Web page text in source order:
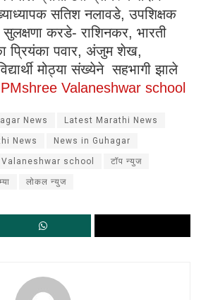
सतिश नलावडे, उपशिक्षक
सुलक्षणा करडे- राशिनकर, भारती
प्रियंका पवार, अंजुम शेख,
मोठ्या संख्येने सहभागी झाले
Valaneshwar school
News Latest Marathi News
News News in Guhagar
school टॉप न्युज
लोकल न्युज